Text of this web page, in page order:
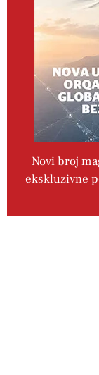
Novi broj
ekskluzivne